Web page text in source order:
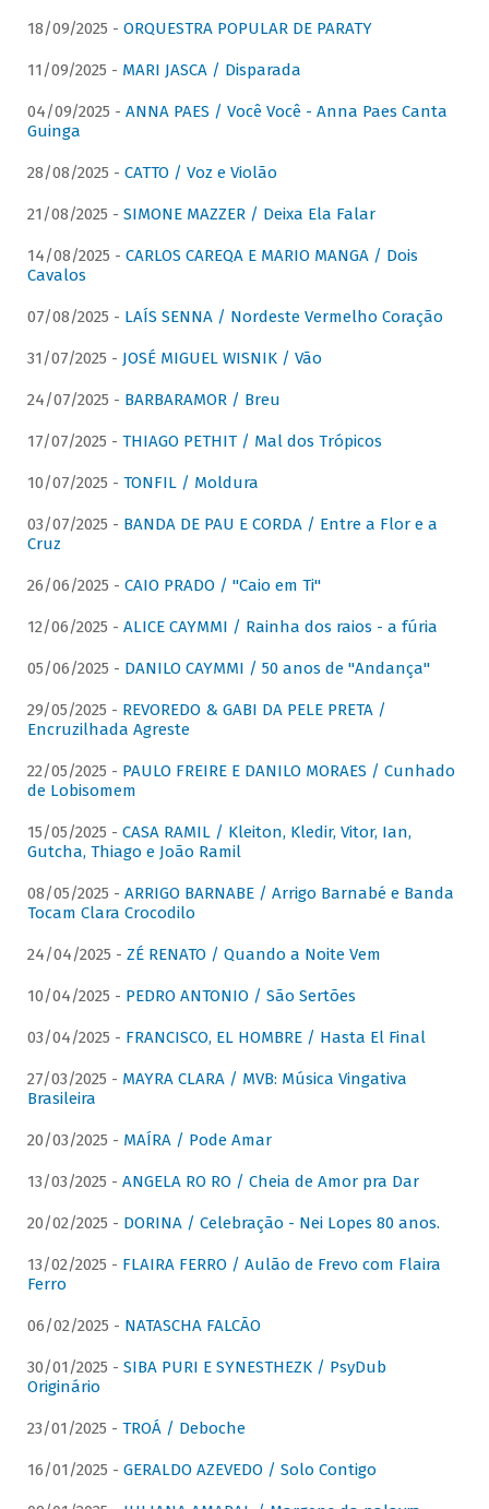
18/09/2025 - ORQUESTRA POPULAR DE PARATY
11/09/2025 - MARI JASCA / Disparada
04/09/2025 - ANNA PAES / Você Você - Anna Paes Canta
Guinga
28/08/2025 - CATTO / Voz e Violão
21/08/2025 - SIMONE MAZZER / Deixa Ela Falar
14/08/2025 - CARLOS CAREQA E MARIO MANGA / Dois
Cavalos
07/08/2025 - LAÍS SENNA / Nordeste Vermelho Coração
31/07/2025 - JOSÉ MIGUEL WISNIK / Vão
24/07/2025 - BARBARAMOR / Breu
17/07/2025 - THIAGO PETHIT / Mal dos Trópicos
10/07/2025 - TONFIL / Moldura
03/07/2025 - BANDA DE PAU E CORDA / Entre a Flor e a
Cruz
26/06/2025 - CAIO PRADO / "Caio em Ti"
12/06/2025 - ALICE CAYMMI / Rainha dos raios - a fúria
05/06/2025 - DANILO CAYMMI / 50 anos de "Andança"
29/05/2025 - REVOREDO & GABI DA PELE PRETA /
Encruzilhada Agreste
22/05/2025 - PAULO FREIRE E DANILO MORAES / Cunhado
de Lobisomem
15/05/2025 - CASA RAMIL / Kleiton, Kledir, Vitor, Ian,
Gutcha, Thiago e João Ramil
08/05/2025 - ARRIGO BARNABE / Arrigo Barnabé e Banda
Tocam Clara Crocodilo
24/04/2025 - ZÉ RENATO / Quando a Noite Vem
10/04/2025 - PEDRO ANTONIO / São Sertões
03/04/2025 - FRANCISCO, EL HOMBRE / Hasta El Final
27/03/2025 - MAYRA CLARA / MVB: Música Vingativa
Brasileira
20/03/2025 - MAÍRA / Pode Amar
13/03/2025 - ANGELA RO RO / Cheia de Amor pra Dar
20/02/2025 - DORINA / Celebração - Nei Lopes 80 anos.
13/02/2025 - FLAIRA FERRO / Aulão de Frevo com Flaira
Ferro
06/02/2025 - NATASCHA FALCÃO
30/01/2025 - SIBA PURI E SYNESTHEZK / PsyDub
Originário
23/01/2025 - TROÁ / Deboche
16/01/2025 - GERALDO AZEVEDO / Solo Contigo